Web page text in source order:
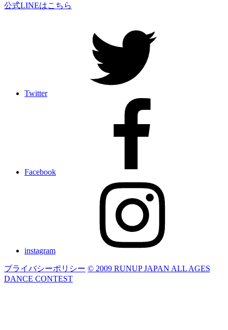
公式LINEはこちら
Twitter
Facebook
instagram
プライバシーポリシー © 2009 RUNUP JAPAN ALL AGES
DANCE CONTEST